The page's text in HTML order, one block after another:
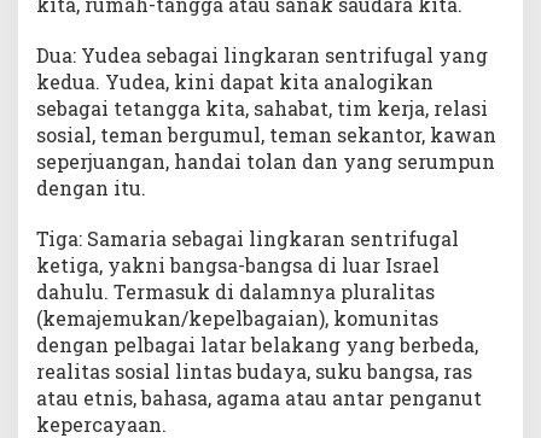
Dua: Yudea sebagai lingkaran sentrifugal yang
kedua. Yudea, kini dapat kita analogikan
sebagai tetangga kita, sahabat, tim kerja, relasi
sosial, teman bergumul, teman sekantor, kawan
seperjuangan, handai tolan dan yang serumpun
dengan itu.
Tiga: Samaria sebagai lingkaran sentrifugal
ketiga, yakni bangsa-bangsa di luar Israel
dahulu. Termasuk di dalamnya pluralitas
(kemajemukan/kepelbagaian), komunitas
dengan pelbagai latar belakang yang berbeda,
realitas sosial lintas budaya, suku bangsa, ras
atau etnis, bahasa, agama atau antar penganut
kepercayaan.